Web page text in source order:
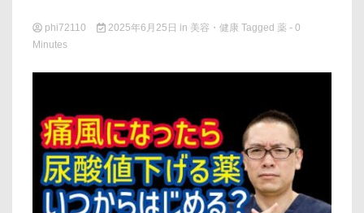
phi72110 2025年6月25日 in 美容・健康 Tagged 薬 - 0
Minutes